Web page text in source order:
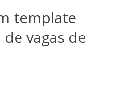
template
vagas de